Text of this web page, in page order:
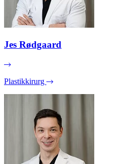
Jes Rødgaard
Plastikkirurg